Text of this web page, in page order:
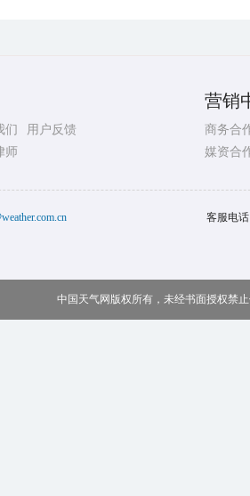
们
用户反馈
师
营销
商务合
媒资合
客服电
中国天气网版权所有，未经书面授权